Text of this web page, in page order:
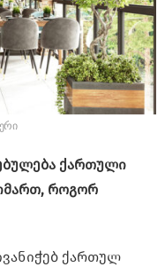
ქართული
როგორ
ქართულ